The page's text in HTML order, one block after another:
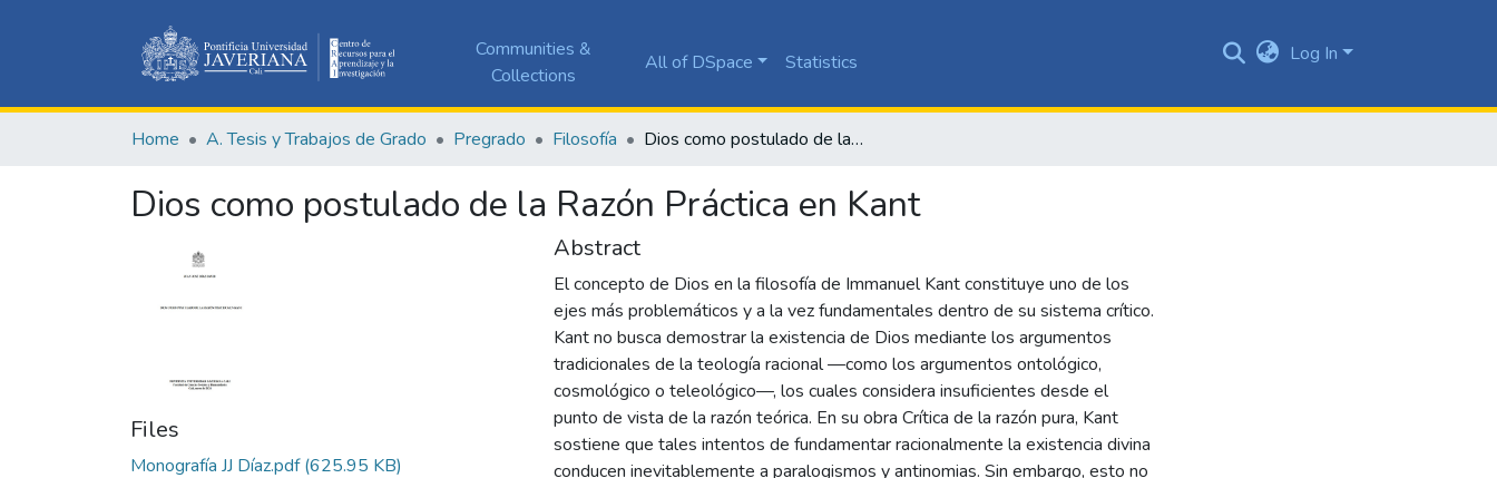
Communities &
Collections
All of DSpace Statistics Log In
Home A. Tesis y Trabajos de Grado Pregrado Filosofía Dios como postulado de la Razón Práctica en Kant
Dios como postulado de la Razón Práctica en Kant
Files
Monografía JJ Díaz.pdf(625.95 KB)
Abstract
El concepto de Dios en la filosofía de Immanuel Kant constituye uno de los
ejes más problemáticos y a la vez fundamentales dentro de su sistema crítico.
Kant no busca demostrar la existencia de Dios mediante los argumentos
tradicionales de la teología racional —como los argumentos ontológico,
cosmológico o teleológico—, los cuales considera insuficientes desde el
punto de vista de la razón teórica. En su obra Crítica de la razón pura, Kant
sostiene que tales intentos de fundamentar racionalmente la existencia divina
conducen inevitablemente a paralogismos y antinomias. Sin embargo, esto no